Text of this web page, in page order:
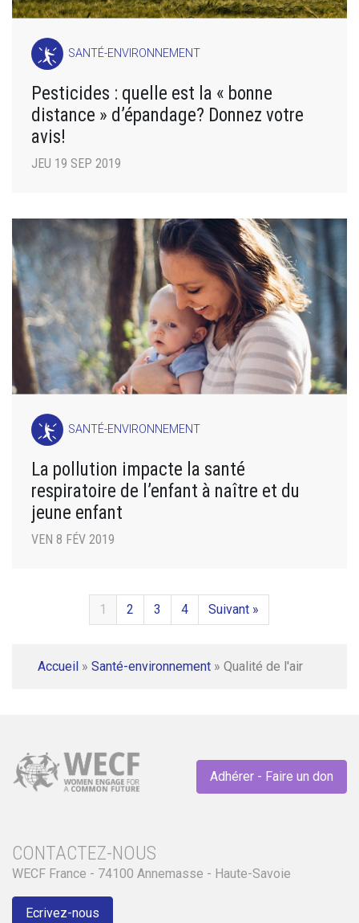
SANTÉ-ENVIRONNEMENT
Pesticides : quelle est la « bonne
distance » d’épandage? Donnez votre
avis!
JEU 19 SEP 2019
SANTÉ-ENVIRONNEMENT
La pollution impacte la santé
respiratoire de l’enfant à naître et du
jeune enfant
VEN 8 FÉV 2019
1 2 3 4 Suivant »
Accueil » Santé-environnement » Qualité de l'air
Adhérer - Faire un don
CONTACTEZ-NOUS
WECF France - 74100 Annemasse - Haute-Savoie
Ecrivez-nous